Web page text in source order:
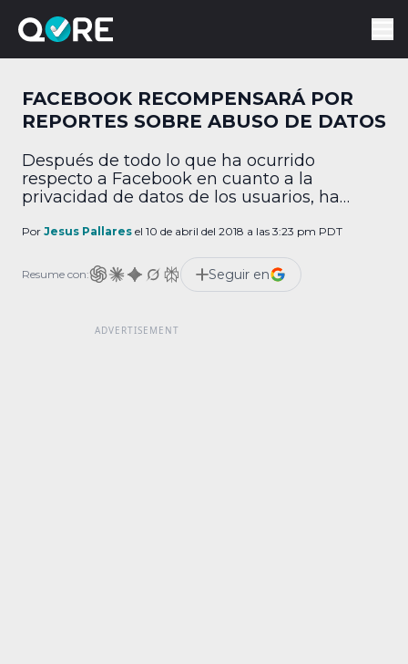
FACEBOOK RECOMPENSARÁ POR
REPORTES SOBRE ABUSO DE DATOS
Después de todo lo que ha ocurrido
respecto a Facebook en cuanto a la
privacidad de datos de los usuarios, ha
que usan la información obtenida para fines
una serie de recompensas para las personas
que reporten este tipo de acciones.
Por Jesus Pallares el 10 de abril del 2018 a las 3:23 pm PDT
Resume con: Seguir en